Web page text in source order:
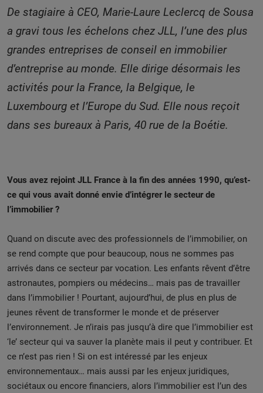
De stagiaire à CEO, Marie-Laure Leclercq de Sousa
a gravi tous les échelons chez JLL, l’une des plus
grandes entreprises de conseil en immobilier
d’entreprise au monde. Elle dirige désormais les
activités pour la France, la Belgique, le
Luxembourg et l’Europe du Sud. Elle nous reçoit
dans ses bureaux à Paris, 40 rue de la Boétie.
Vous avez rejoint JLL France à la fin des années 1990, qu’est-
ce qui vous avait donné envie d’intégrer le secteur de
l’immobilier ?
Quand on discute avec des professionnels de l’immobilier, on
se rend compte que pour beaucoup, nous ne sommes pas
arrivés dans ce secteur par vocation. Les enfants rêvent d’être
astronautes, pompiers ou médecins… mais pas de travailler
dans l’immobilier ! Pourtant, aujourd’hui, de plus en plus de
jeunes rêvent de transformer le monde et de préserver
l’environnement. Je n’irais pas jusqu’à dire que l’immobilier est
‘le’ secteur qui va sauver la planète mais il peut y contribuer. Et
ce n’est pas rien ! Si on est intéressé par les enjeux
environnementaux… mais aussi par les enjeux juridiques,
sociétaux ou encore financiers, alors l’immobilier est l’un des